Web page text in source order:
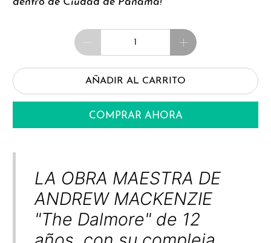
dentro de Ciudad de Panamá!
Cantidad
AÑADIR AL CARRITO
COMPRAR AHORA
LA OBRA MAESTRA DE
ANDREW MACKENZIE
"The Dalmore" de 12